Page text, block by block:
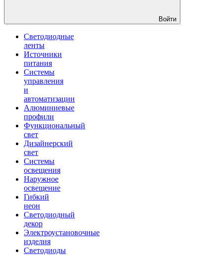
Войти
Светодиодные
ленты
Источники
питания
Системы
управления
и
автоматизации
Алюминиевые
профили
Функциональный
свет
Дизайнерский
свет
Системы
освещения
Наружное
освещение
Гибкий
неон
Светодиодный
декор
Электроустановочные
изделия
Светодиоды